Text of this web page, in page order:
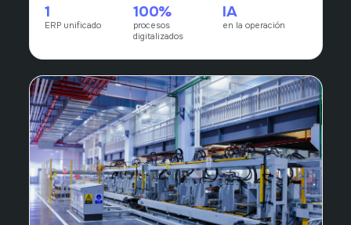
operación; procesos antes manuales
pasan a un único flujo en tiempo real.
1
ERP unificado
100%
procesos
digitalizados
IA
en la operación